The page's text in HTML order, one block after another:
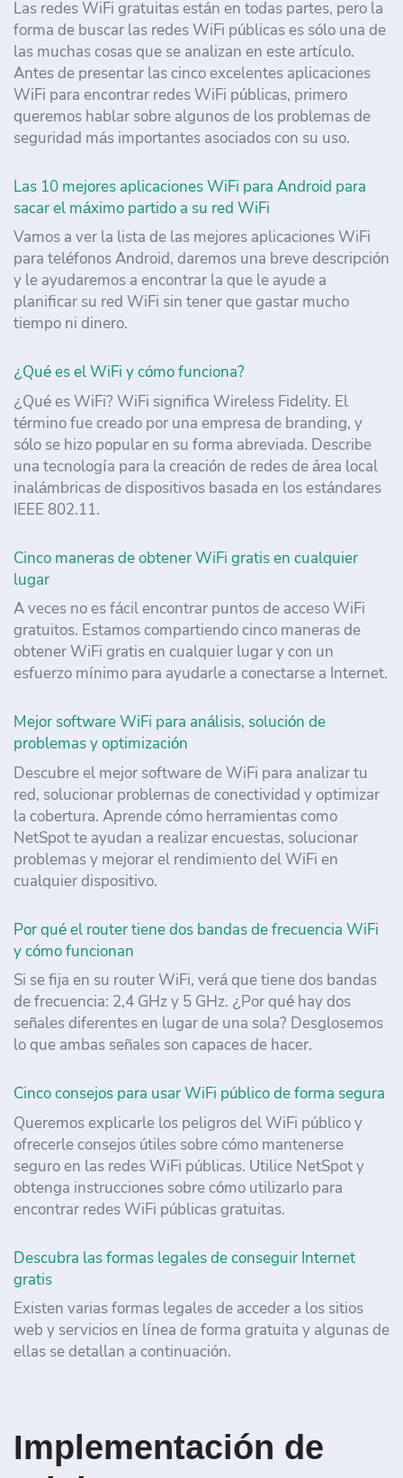
Las redes WiFi gratuitas están en todas partes, pero la
forma de buscar las redes WiFi públicas es sólo una de
las muchas cosas que se analizan en este artículo.
Antes de presentar las cinco excelentes aplicaciones
WiFi para encontrar redes WiFi públicas, primero
queremos hablar sobre algunos de los problemas de
seguridad más importantes asociados con su uso.
Las 10 mejores aplicaciones WiFi para Android para
sacar el máximo partido a su red WiFi
Vamos a ver la lista de las mejores aplicaciones WiFi
para teléfonos Android, daremos una breve descripción
y le ayudaremos a encontrar la que le ayude a
planificar su red WiFi sin tener que gastar mucho
tiempo ni dinero.
¿Qué es el WiFi y cómo funciona?
¿Qué es WiFi? WiFi significa Wireless Fidelity. El
término fue creado por una empresa de branding, y
sólo se hizo popular en su forma abreviada. Describe
una tecnología para la creación de redes de área local
inalámbricas de dispositivos basada en los estándares
IEEE 802.11.
Cinco maneras de obtener WiFi gratis en cualquier
lugar
A veces no es fácil encontrar puntos de acceso WiFi
gratuitos. Estamos compartiendo cinco maneras de
obtener WiFi gratis en cualquier lugar y con un
esfuerzo mínimo para ayudarle a conectarse a Internet.
Mejor software WiFi para análisis, solución de
problemas y optimización
Descubre el mejor software de WiFi para analizar tu
red, solucionar problemas de conectividad y optimizar
la cobertura. Aprende cómo herramientas como
NetSpot te ayudan a realizar encuestas, solucionar
problemas y mejorar el rendimiento del WiFi en
cualquier dispositivo.
Por qué el router tiene dos bandas de frecuencia WiFi
y cómo funcionan
Si se fija en su router WiFi, verá que tiene dos bandas
de frecuencia: 2,4 GHz y 5 GHz. ¿Por qué hay dos
señales diferentes en lugar de una sola? Desglosemos
lo que ambas señales son capaces de hacer.
Cinco consejos para usar WiFi público de forma segura
Queremos explicarle los peligros del WiFi público y
ofrecerle consejos útiles sobre cómo mantenerse
seguro en las redes WiFi públicas. Utilice NetSpot y
obtenga instrucciones sobre cómo utilizarlo para
encontrar redes WiFi públicas gratuitas.
Descubra las formas legales de conseguir Internet
gratis
Existen varias formas legales de acceder a los sitios
web y servicios en línea de forma gratuita y algunas de
ellas se detallan a continuación.
Implementación de